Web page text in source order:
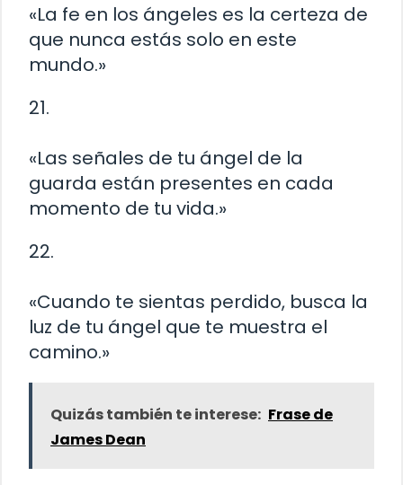
«La fe en los ángeles es la certeza de
que nunca estás solo en este
mundo.»
21.
«Las señales de tu ángel de la
guarda están presentes en cada
momento de tu vida.»
22.
«Cuando te sientas perdido, busca la
luz de tu ángel que te muestra el
camino.»
Quizás también te interese: Frase de
James Dean